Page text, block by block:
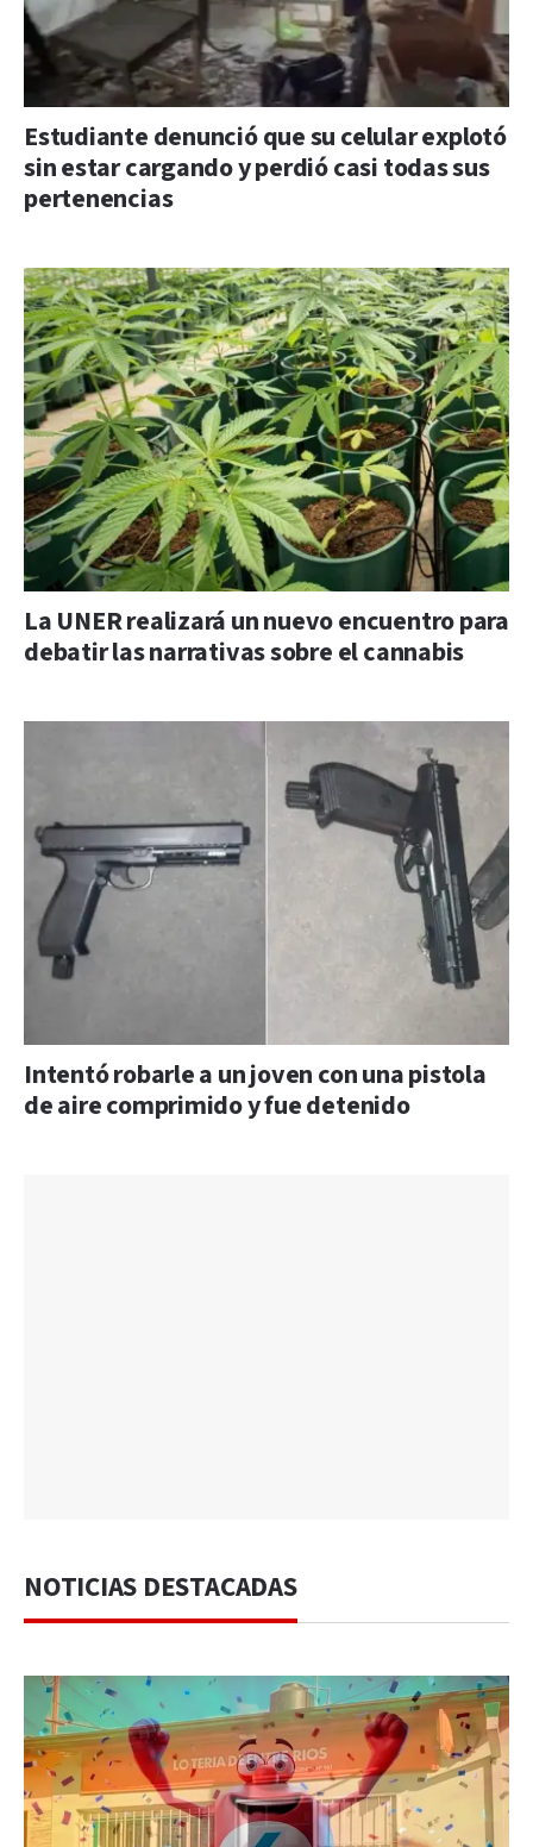
Estudiante denunció que su celular explotó
sin estar cargando y perdió casi todas sus
pertenencias
La UNER realizará un nuevo encuentro para
debatir las narrativas sobre el cannabis
Intentó robarle a un joven con una pistola
de aire comprimido y fue detenido
NOTICIAS DESTACADAS